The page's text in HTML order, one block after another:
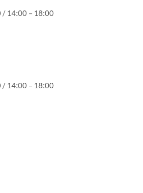
/ 14:00 – 18:00
/ 14:00 – 18:00